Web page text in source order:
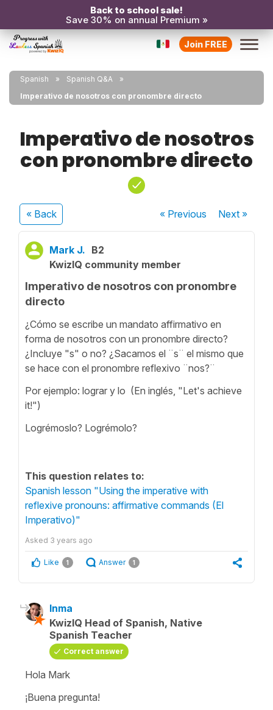
Back to school sale!
Save 30% on annual Premium »
Join FREE
Spanish
Spanish Q&A
Imperativo de nosotros con pronombre directo
Imperativo de nosotros
con pronombre directo
« Back « Previous Next»
Mark J. B2
KwizIQ community member
Imperativo de nosotros con pronombre
directo
¿Cómo se escribe un mandato affirmativo en
forma de nosotros con un pronombre directo?
¿Incluye "s" o no? ¿Sacamos el ¨s¨ el mismo que
se hace con el pronombre reflexivo ¨nos?¨
Por ejemplo: lograr y lo (En inglés, "Let's achieve
it!")
Logrémoslo? Logrémolo?
This question relates to:
Spanish lesson "Using the imperative with
reflexive pronouns: affirmative commands (El
Imperativo)"
Asked 3 years ago
Like 1 Answer 1
Inma
KwizIQ Head of Spanish, Native
Spanish Teacher
Correct answer
Hola Mark
¡Buena pregunta!